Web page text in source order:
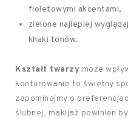
fioletowymi akcentami,
zielone najlepiej
khaki tonów.
Kształt twarzy może
konturowanie to świetny
zapominajmy o
ślubnej; makijaż powinien